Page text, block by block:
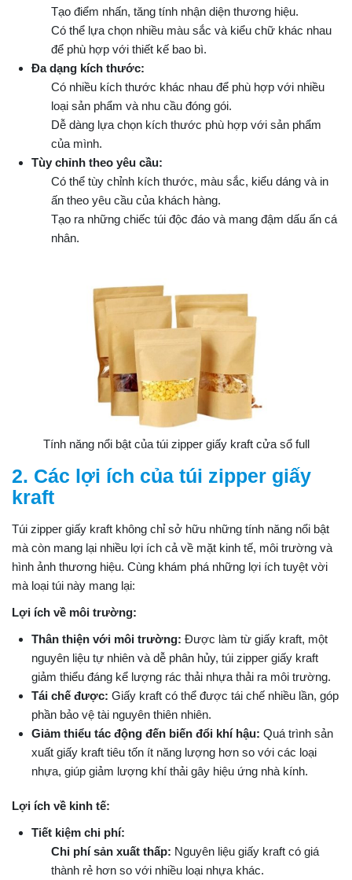
Tạo điểm nhấn, tăng tính nhận diện thương hiệu.
Có thể lựa chọn nhiều màu sắc và kiểu chữ khác nhau
để phù hợp với thiết kế bao bì.
Đa dạng kích thước:
Có nhiều kích thước khác nhau để phù hợp với nhiều
loại sản phẩm và nhu cầu đóng gói.
Dễ dàng lựa chọn kích thước phù hợp với sản phẩm
của mình.
Tùy chỉnh theo yêu cầu:
Có thể tùy chỉnh kích thước, màu sắc, kiểu dáng và in
ấn theo yêu cầu của khách hàng.
Tạo ra những chiếc túi độc đáo và mang đậm dấu ấn cá
nhân.
Tính năng nổi bật của túi zipper giấy kraft cửa sổ full
2. Các lợi ích của túi zipper giấy
kraft
Túi zipper giấy kraft không chỉ sở hữu những tính năng nổi bật
mà còn mang lại nhiều lợi ích cả về mặt kinh tế, môi trường và
hình ảnh thương hiệu. Cùng khám phá những lợi ích tuyệt vời
mà loại túi này mang lại:
Lợi ích về môi trường:
Thân thiện với môi trường: Được làm từ giấy kraft, một
nguyên liệu tự nhiên và dễ phân hủy, túi zipper giấy kraft
giảm thiểu đáng kể lượng rác thải nhựa thải ra môi trường.
Tái chế được: Giấy kraft có thể được tái chế nhiều lần, góp
phần bảo vệ tài nguyên thiên nhiên.
Giảm thiểu tác động đến biến đổi khí hậu: Quá trình sản
xuất giấy kraft tiêu tốn ít năng lượng hơn so với các loại
nhựa, giúp giảm lượng khí thải gây hiệu ứng nhà kính.
Lợi ích về kinh tế:
Tiết kiệm chi phí:
Chi phí sản xuất thấp: Nguyên liệu giấy kraft có giá
thành rẻ hơn so với nhiều loại nhựa khác.